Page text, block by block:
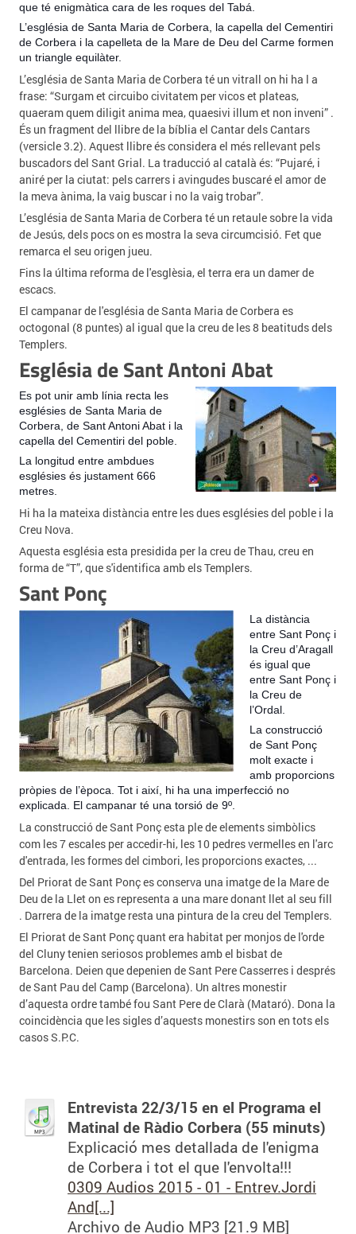
que té enigmàtica cara de les roques del Tabá.
L’església de Santa Maria de Corbera, la capella del Cementiri
de Corbera i la capelleta de la Mare de Deu del Carme formen
un triangle equilàter.
L’església de Santa Maria de Corbera té un vitrall on hi ha l a
frase: “Surgam et circuibo civitatem per vicos et plateas,
quaeram quem diligit anima mea, quaesivi illum et non inveni” .
És un fragment del llibre de la bíblia el Cantar dels Cantars
(versicle 3.2). Aquest llibre és considera el més rellevant pels
buscadors del Sant Grial. La traducció al català és: “Pujaré, i
aniré per la ciutat: pels carrers i avingudes buscaré el amor de
la meva ànima, la vaig buscar i no la vaig trobar”.
L’església de Santa Maria de Corbera té un retaule sobre la vida
de Jesús, dels pocs on es mostra la seva circumcisió. Fet que
remarca el seu origen jueu.
Fins la última reforma de l'esglèsia, el terra era un damer de
escacs.
El campanar de l'església de Santa Maria de Corbera es
octogonal (8 puntes) al igual que la creu de les 8 beatituds dels
Templers.
Església de Sant Antoni Abat
Es pot unir amb línia recta les
esglésies de Santa Maria de
Corbera, de Sant Antoni Abat i la
capella del Cementiri del poble.
La longitud entre ambdues
esglésies és justament 666
metres.
Hi ha la mateixa distància entre les dues esglésies del poble i la
Creu Nova.
Aquesta església esta presidida per la creu de Thau, creu en
forma de “T”, que s'identifica amb els Templers.
Sant Ponç
La distància
entre Sant Ponç i
la Creu d’Aragall
és igual que
entre Sant Ponç i
la Creu de
l’Ordal.
La construcció
de Sant Ponç
molt exacte i
amb proporcions
pròpies de l’època. Tot i així, hi ha una imperfecció no
explicada. El campanar té una torsió de 9º.
La construcció de Sant Ponç esta ple de elements simbòlics
com les 7 escales per accedir-hi, les 10 pedres vermelles en l'arc
d'entrada, les formes del cimbori, les proporcions exactes, ...
Del Priorat de Sant Ponç es conserva una imatge de la Mare de
Deu de la Llet on es representa a una mare donant llet al seu fill
. Darrera de la imatge resta una pintura de la creu del Templers.
El Priorat de Sant Ponç quant era habitat per monjos de l'orde
del Cluny tenien seriosos problemes amb el bisbat de
Barcelona. Deien que depenien de Sant Pere Casserres i després
de Sant Pau del Camp (Barcelona). Un altres monestir
d’aquesta ordre també fou Sant Pere de Clarà (Mataró). Dona la
coincidència que les sigles d’aquests monestirs son en tots els
casos S.P.C.
Entrevista 22/3/15 en el Programa el
Matinal de Ràdio Corbera (55 minuts)
Explicació mes detallada de l'enigma
de Corbera i tot el que l'envolta!!!
0309 Audios 2015 - 01 - Entrev.Jordi
And[...]
Archivo de Audio MP3 [21.9 MB]